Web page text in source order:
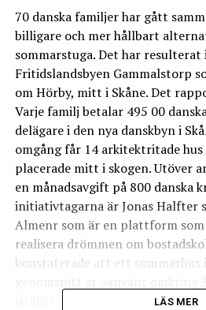
70 danska familjer har gått
billigare och mer hållbart
sommarstuga. Det har
Fritidslandsbyen Gammalstorp
om Hörby, mitt i Skåne. Det
Varje familj betalar 495 00
delägare i den nya danskbyn i
omgång får 14 arkitektritade
placerade mitt i skogen. Utöver
en månadsavgift på 800 danska
initiativtagarna är Jonas Halfter
Almenr som är en plattform
realisera drömmen om
konstaterade att ett sommarhus
istället skapa ett kollektiv skulle i
LÄS MER